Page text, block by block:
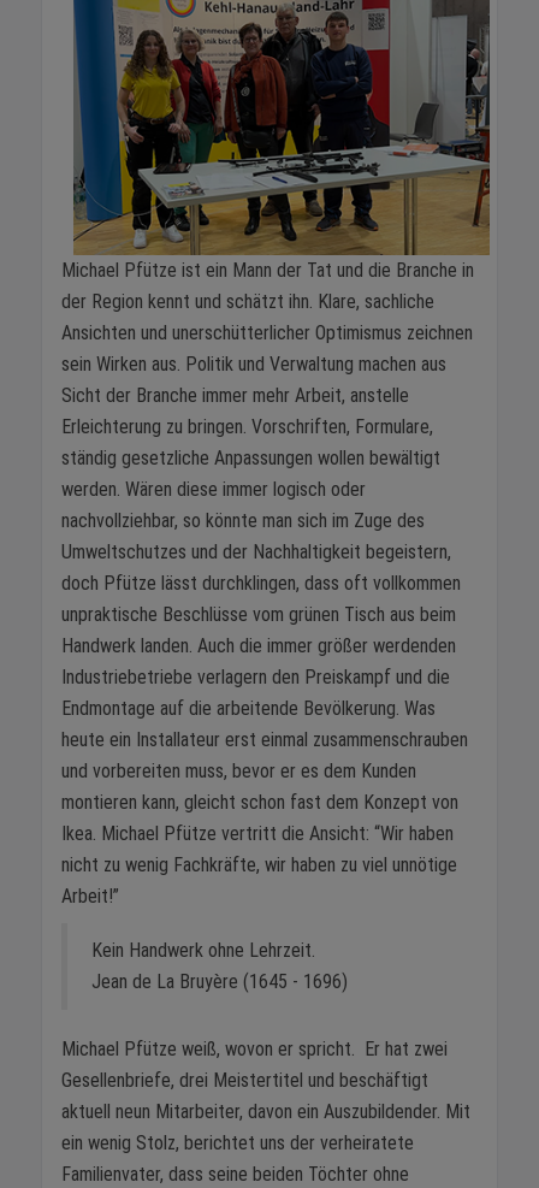
Michael Pfütze ist ein Mann der Tat und die Branche in
der Region kennt und schätzt ihn. Klare, sachliche
Ansichten und unerschütterlicher Optimismus zeichnen
sein Wirken aus. Politik und Verwaltung machen aus
Sicht der Branche immer mehr Arbeit, anstelle
Erleichterung zu bringen. Vorschriften, Formulare,
ständig gesetzliche Anpassungen wollen bewältigt
werden. Wären diese immer logisch oder
nachvollziehbar, so könnte man sich im Zuge des
Umweltschutzes und der Nachhaltigkeit begeistern,
doch Pfütze lässt durchklingen, dass oft vollkommen
unpraktische Beschlüsse vom grünen Tisch aus beim
Handwerk landen. Auch die immer größer werdenden
Industriebetriebe verlagern den Preiskampf und die
Endmontage auf die arbeitende Bevölkerung. Was
heute ein Installateur erst einmal zusammenschrauben
und vorbereiten muss, bevor er es dem Kunden
montieren kann, gleicht schon fast dem Konzept von
Ikea. Michael Pfütze vertritt die Ansicht: “Wir haben
nicht zu wenig Fachkräfte, wir haben zu viel unnötige
Arbeit!”
Kein Handwerk ohne Lehrzeit.
Jean de La Bruyère (1645 - 1696)
Michael Pfütze weiß, wovon er spricht. Er hat zwei
Gesellenbriefe, drei Meistertitel und beschäftigt
aktuell neun Mitarbeiter, davon ein Auszubildender. Mit
ein wenig Stolz, berichtet uns der verheiratete
Familienvater, dass seine beiden Töchter ohne